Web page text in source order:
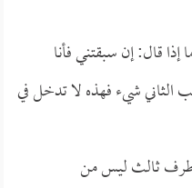
قال: إن سبقتني فأنا
الثاني شيء فهذه لا تدخل في
ثالث ليس من